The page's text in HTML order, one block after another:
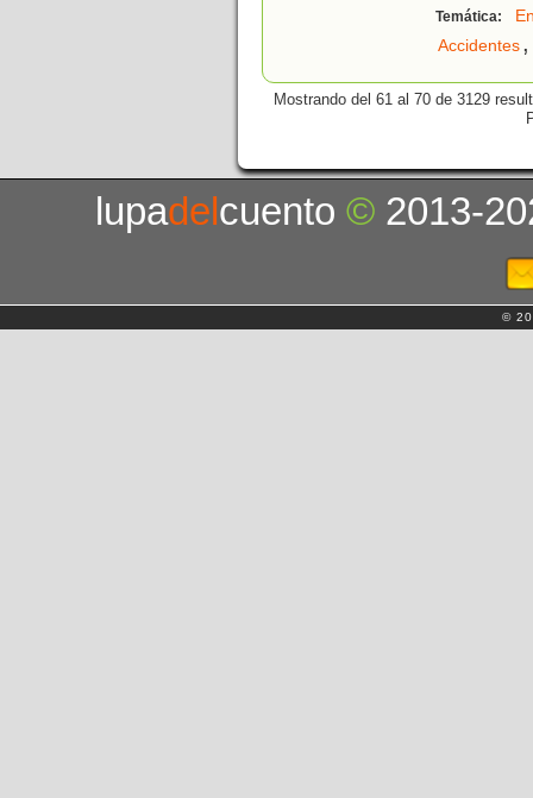
Temática:
Accidentes,
Mostrando del 61 al 70 de 3129
lupadelcuento© 2013-
©